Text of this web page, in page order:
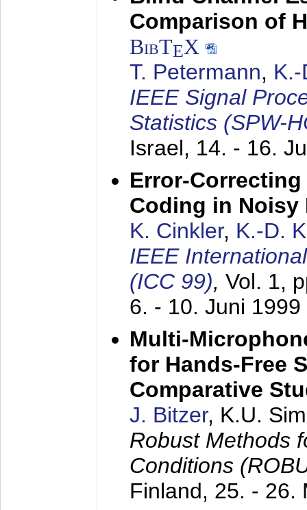
Comparison of
BibTEX
T. Petermann,
IEEE Signal
Statistics (SPW-
Israel, 14. - 16.
Error-
Coding in Noisy
K. Cinkler, K.-D.
IEEE
(ICC 99), Vol. 1,
6. - 10. Juni 1999
Multi-
for Hands-Free
Comparative
J. Bitzer, K.U.
Robust Methods
Conditions
Finland, 25. - 26.